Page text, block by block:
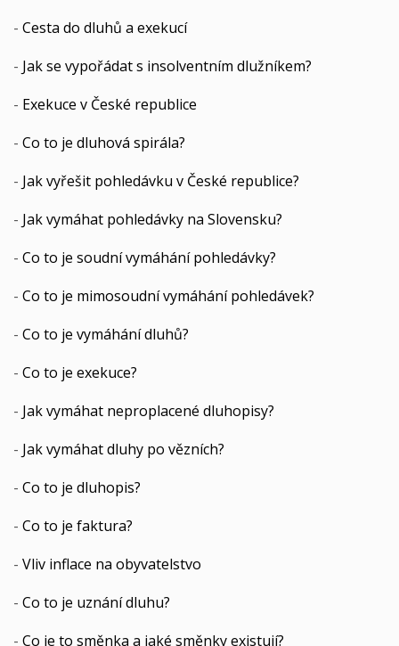
- Cesta do dluhů a exekucí
- Jak se vypořádat s insolventním dlužníkem?
- Exekuce v České republice
- Co to je dluhová spirála?
- Jak vyřešit pohledávku v České republice?
- Jak vymáhat pohledávky na Slovensku?
- Co to je soudní vymáhání pohledávky?
- Co to je mimosoudní vymáhání pohledávek?
- Co to je vymáhání dluhů?
- Co to je exekuce?
- Jak vymáhat neproplacené dluhopisy?
- Jak vymáhat dluhy po vězních?
- Co to je dluhopis?
- Co to je faktura?
- Vliv inflace na obyvatelstvo
- Co to je uznání dluhu?
- Co je to směnka a jaké směnky existují?